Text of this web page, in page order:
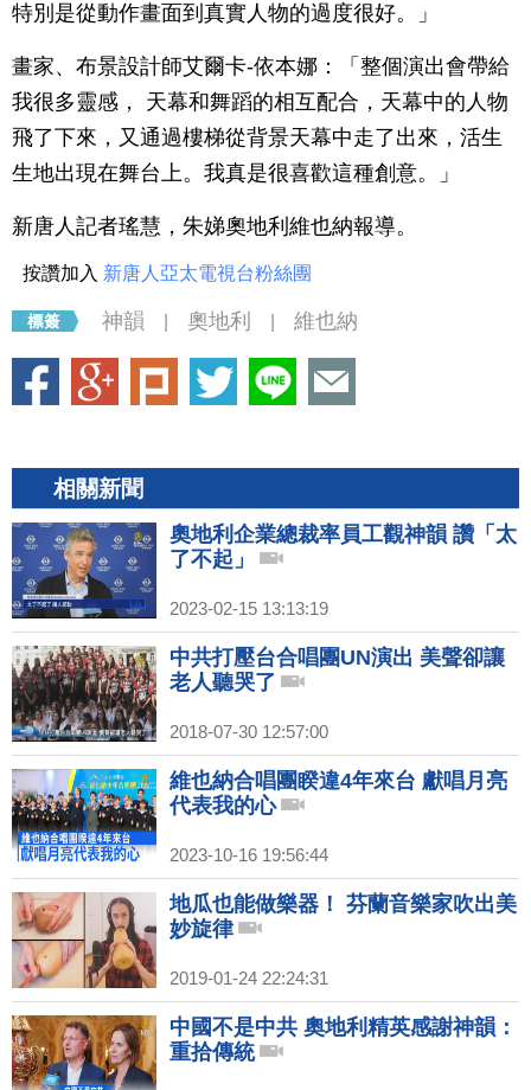
特別是從動作畫面到真實人物的過度很好。」
畫家、布景設計師艾爾卡-依本娜：「整個演出會帶給
我很多靈感， 天幕和舞蹈的相互配合，天幕中的人物
飛了下來，又通過樓梯從背景天幕中走了出來，活生
生地出現在舞台上。我真是很喜歡這種創意。」
新唐人記者瑤慧，朱娣奧地利維也納報導。
按讚加入 新唐人亞太電視台粉絲團
神韻 奧地利 維也納
相關新聞
奧地利企業總裁率員工觀神韻 讚「太
了不起」
2023-02-15 13:13:19
中共打壓台合唱團UN演出 美聲卻讓
老人聽哭了
2018-07-30 12:57:00
維也納合唱團睽違4年來台 獻唱月亮
代表我的心
2023-10-16 19:56:44
地瓜也能做樂器！ 芬蘭音樂家吹出美
妙旋律
2019-01-24 22:24:31
中國不是中共 奧地利精英感謝神韻：
重拾傳統